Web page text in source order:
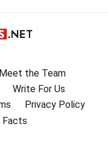
Meet the Team
Write For Us
Privacy Policy
Facts